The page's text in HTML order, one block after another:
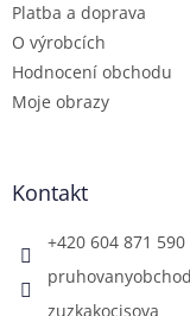
Platba a doprava
O výrobcích
Hodnocení obchodu
Moje obrazy
Kontakt
+420 604 871 590
pruhovanyobchod
zuzkakocisova